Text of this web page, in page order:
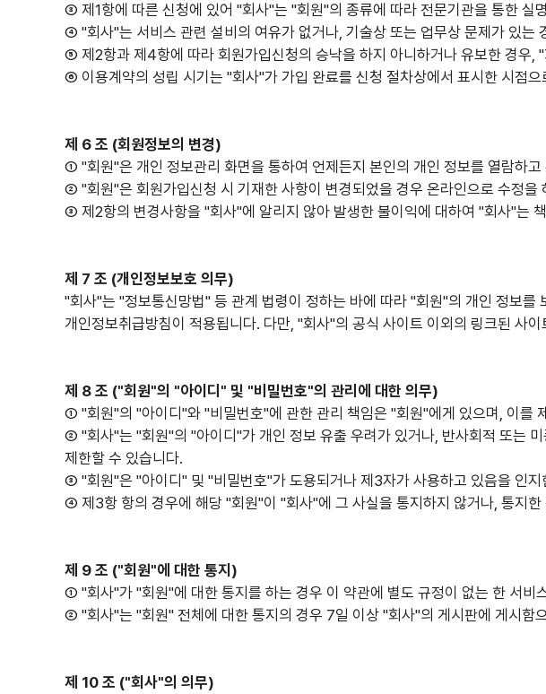
③ 제1항에 따른 신청에 있어 "회사"는 "회원"의 종류에 따라 전문기관을 통한 실
④ "회사"는 서비스 관련 설비의 여유가 없거나, 기술상 또는 업무상 문제가 있는
⑤ 제2항과 제4항에 따라 회원가입신청의 승낙을 하지 아니하거나 유보한 경우,
⑥ 이용계약의 성립 시기는 "회사"가 가입 완료를 신청 절차상에서 표시한 시점으
제 6 조 (회원정보의 변경)
① "회원"은 개인 정보관리 화면을 통하여 언제든지 본인의 개인 정보를 열람하
② "회원"은 회원가입신청 시 기재한 사항이 변경되었을 경우 온라인으로 수정
③ 제2항의 변경사항을 "회사"에 알리지 않아 발생한 불이익에 대하여 "회사"는
제 7 조 (개인정보보호 의무)
"회사"는 "정보통신망법" 등 관계 법령이 정하는 바에 따라 "회원"의 개인 정보
개인정보취급방침이 적용됩니다. 다만, "회사"의 공식 사이트 이외의 링크된 사
제 8 조 ("회원"의 "아이디" 및 "비밀번호"의 관리에 대한 의무)
① "회원"의 "아이디"와 "비밀번호"에 관한 관리 책임은 "회원"에게 있으며, 이를
② "회사"는 "회원"의 "아이디"가 개인 정보 유출 우려가 있거나, 반사회적 또는
제한할 수 있습니다.
③ "회원"은 "아이디" 및 "비밀번호"가 도용되거나 제3자가 사용하고 있음을 인
④ 제3항 항의 경우에 해당 "회원"이 "회사"에 그 사실을 통지하지 않거나, 통지
제 9 조 ("회원"에 대한 통지)
① "회사"가 "회원"에 대한 통지를 하는 경우 이 약관에 별도 규정이 없는 한 서비
② "회사"는 "회원" 전체에 대한 통지의 경우 7일 이상 "회사"의 게시판에 게시함
제 10 조 ("회사"의 의무)